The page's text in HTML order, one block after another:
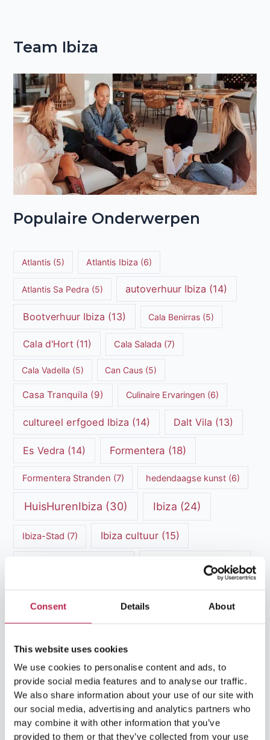
Consent Details About
This website uses cookies
We use cookies to personalise content and ads, to
provide social media features and to analyse our traffic.
We also share information about your use of our site with
our social media, advertising and analytics partners who
may combine it with other information that you’ve
provided to them or that they’ve collected from your use
Team Ibiza
Populaire Onderwerpen
Atlantis (5) Atlantis Ibiza (6)
Atlantis Sa Pedra (5) autoverhuur Ibiza (14)
Bootverhuur Ibiza (13) Cala Benirras (5)
Cala d'Hort (11) Cala Salada(7)
Cala Vadella (5) Can Caus (5)
Casa Tranquila (9) Culinaire Ervaringen(6)
cultureel erfgoed Ibiza (14) Dalt Vila (13)
Es Vedra (14) Formentera (18)
Formentera Stranden (7) hedendaagse kunst(6)
HuisHurenIbiza (30) Ibiza (24)
Ibiza-Stad (7) Ibiza cultuur(15)
Ibiza nachtleven (12)
Ibiza Reisgids(5) Ibiza reistips(5)
Ibiza Villa Verhuur (6) luxe vakantie(5)
Luxe villa's Ibiza(43) luxe villas(13)
Luxe Villa Verhuur(12)